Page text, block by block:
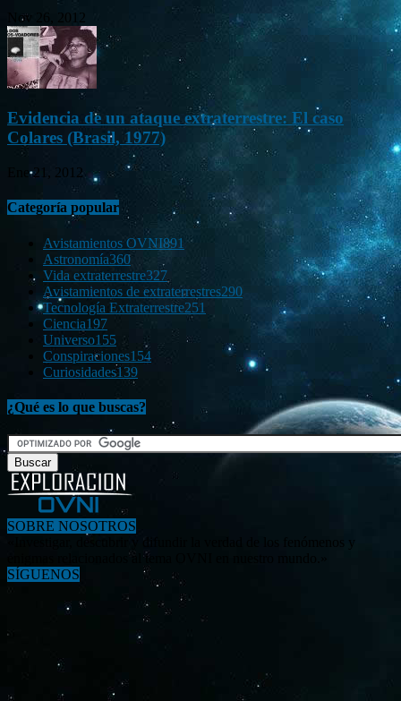
Nov 26, 2012
Evidencia de un ataque extraterrestre: El caso
Colares (Brasil, 1977)
Ene 21, 2012
Categoría popular
Avistamientos OVNI891
Astronomía360
Vida extraterrestre327
Avistamientos de extraterrestres290
Tecnología Extraterrestre251
Ciencia197
Universo155
Conspiraciones154
Curiosidades139
¿Qué es lo que buscas?
SOBRE NOSOTROS
«Investigar, descubrir y difundir la verdad de los fenómenos y
enigmas relacionados al tema OVNI en nuestro mundo.»
SÍGUENOS